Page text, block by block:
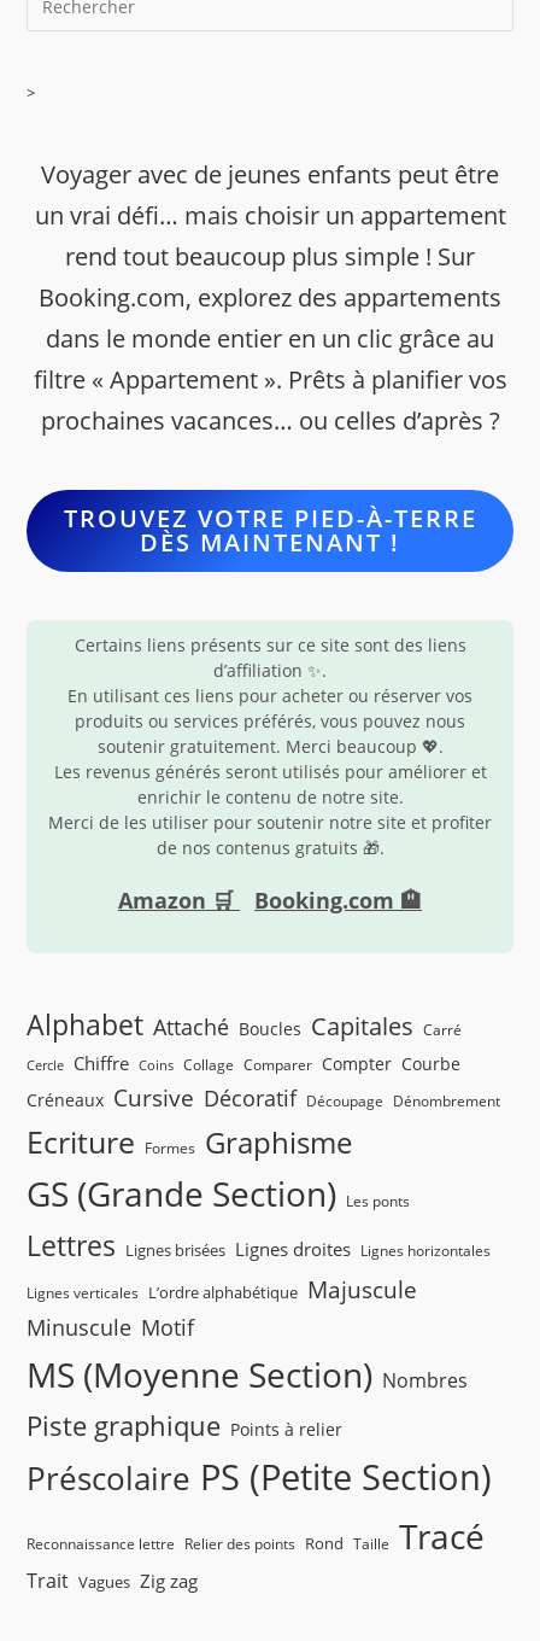
>
Voyager avec de jeunes enfants peut être
un vrai défi… mais choisir un appartement
rend tout beaucoup plus simple ! Sur
Booking.com, explorez des appartements
dans le monde entier en un clic grâce au
filtre « Appartement ». Prêts à planifier vos
prochaines vacances… ou celles d’après ?
TROUVEZ VOTRE PIED-À-TERRE
DÈS MAINTENANT !
Certains liens présents sur ce site sont des liens
d’affiliation ✨.
En utilisant ces liens pour acheter ou réserver vos
produits ou services préférés, vous pouvez nous
soutenir gratuitement. Merci beaucoup 💖.
Les revenus générés seront utilisés pour améliorer et
enrichir le contenu de notre site.
Merci de les utiliser pour soutenir notre site et profiter
de nos contenus gratuits 🎁.
Amazon 🛒 Booking.com 🏨
Alphabet Attaché Boucles Capitales Carré
Cercle Chiffre Coins Collage Comparer Compter Courbe
Créneaux Cursive Décoratif Découpage Dénombrement
Ecriture Formes Graphisme
GS (Grande Section) Les ponts
Lettres Lignes brisées Lignes droites Lignes horizontales
Lignes verticales L’ordre alphabétique Majuscule
Minuscule Motif
MS (Moyenne Section) Nombres
Piste graphique Points à relier
Préscolaire PS (Petite Section)
Reconnaissance lettre Relier des points Rond Taille Tracé
Trait Vagues Zig zag